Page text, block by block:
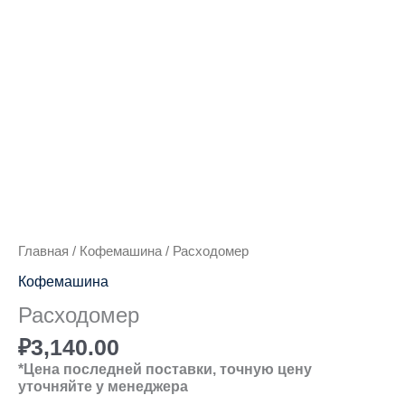
Главная / Кофемашина/ Расходомер
Кофемашина
Расходомер
₽3,140.00
*Цена последней поставки, точную цену
уточняйте у менеджера